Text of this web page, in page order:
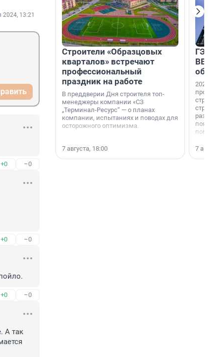
2024, 13:21
+0 –0
+0 –0
+0 –0
А так
Строители «Образцовых
кварталов» встречают
профессиональный
праздник на работе
В преддверии Дня строителя топ-
менеджеры компании «СЗ
„Терминал-Ресурс“ — о планах
компании, испытаниях и поводах для
осторожного оптимизма.
7 августа, 18:00
ГЭС,
ВВП: в
об
2026-й —
раз. В
7